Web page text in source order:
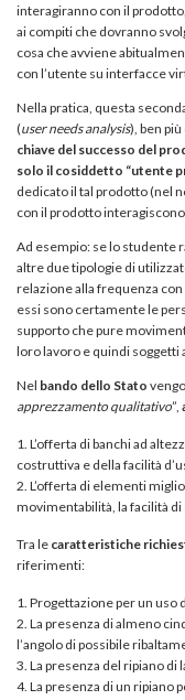
interagiranno con il
ai compiti che dovranno
cosa che avviene
con l’utente su interfacce
Nella pratica, questa
(user needs analysis), ben
chiave del successo del
solo il cosiddetto “utente
dedicato il tal prodotto (nel
con il prodotto
Ad esempio: se lo studente
altre due tipologie di
relazione alla frequenza
essi sono certamente le
supporto che pure
loro lavoro e quindi soggetti
Nel bando dello Stato
apprezzamento qualitativo”,
L’offerta di banchi ad
costruttiva e della facilità
L’offerta di elementi
movimentabilità, la facilità
Tra le caratteristiche
riferimenti:
Progettazione per un
La presenza di almeno
l’angolo di possibile
La presenza del ripiano
La presenza di un ripiano